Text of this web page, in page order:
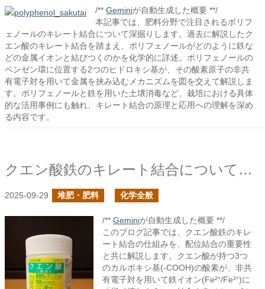
/** Geminiが自動生成した概要 **/
本記事では、肥料分野で注目されるポリフ
ェノールのキレート結合について深掘りします。過去に解説したク
エン酸のキレート結合を踏まえ、ポリフェノールがどのように鉄な
どの金属イオンと結びつくのかを化学的に詳述。ポリフェノールの
ベンゼン環に位置する2つのヒドロキシ基が、その酸素原子の非共
有電子対を用いて金属を挟み込むメカニズムを図を交えて解説しま
す。ポリフェノールと鉄を用いた土壌消毒など、栽培における具体
的な活用事例にも触れ、キレート結合の原理と応用への理解を深め
る内容です。
クエン酸鉄のキレート結合について再び
2025-09-29 堆肥・肥料 化学全般
/** Geminiが自動生成した概要 **/
このブログ記事では、クエン酸鉄のキレ
ート結合の仕組みを、配位結合の重要性
と共に解説します。クエン酸が持つ3つ
のカルボキシ基(-COOH)の酸素が、非共
有電子対を用いて鉄イオン(Fe²⁺/Fe³⁺)に